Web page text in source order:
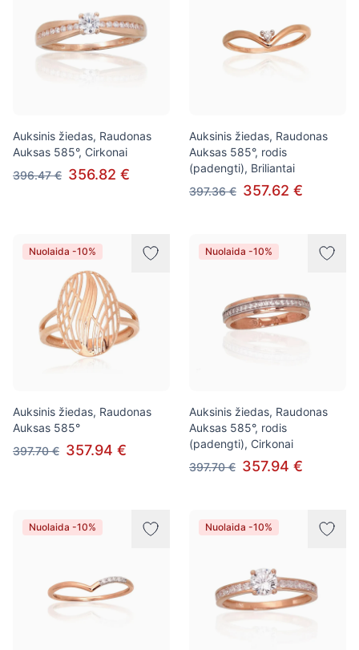
Auksinis žiedas, Raudonas
Auksas 585°, Cirkonai
396.47 € 356.82 €
Auksinis žiedas, Raudonas
Auksas 585°, rodis
(padengti), Briliantai
397.36 € 357.62 €
Nuolaida -10%
Auksinis žiedas, Raudonas
Auksas 585°
397.70 € 357.94 €
Nuolaida -10%
Auksinis žiedas, Raudonas
Auksas 585°, rodis
(padengti), Cirkonai
397.70 € 357.94 €
Nuolaida -10% Nuolaida -10%